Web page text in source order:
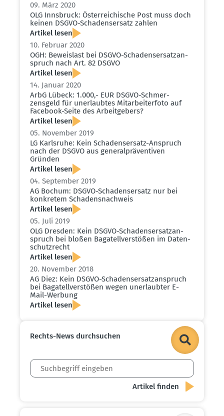
09. März 2020
OLG Innsbruck: Öster­rei­chische Post muss doch
keinen DSGVO-Schadens­ersatz zahlen
Artikel lesen
10. Februar 2020
OGH: Beweislast bei DSGVO-Schadens­er­satz­an­
spruch nach Art. 82 DSGVO
Artikel lesen
14. Januar 2020
ArbG Lübeck: 1.000,- EUR DSGVO-Schmer­
zensgeld für unerlaubtes Mitar­bei­terfoto auf
Facebook-Seite des Arbeit­gebers?
Artikel lesen
05. November 2019
LG Karlsruhe: Kein Schadens­ersatz-Anspruch
nach der DSGVO aus general­prä­ven­tiven
Gründen
Artikel lesen
04. September 2019
AG Bochum: DSGVO-Schadens­ersatz nur bei
konkretem Schadens­nachweis
Artikel lesen
05. Juli 2019
OLG Dresden: Kein DSGVO-Schadens­er­satz­an­
spruch bei bloßen Bagatell­ver­stößen im Daten­
schutz­recht
Artikel lesen
20. November 2018
AG Diez: Kein DSGVO-Schadens­er­satz­an­spruch
bei Bagatell­ver­stößen wegen unerlaubter E-
Mail-Werbung
Artikel lesen
Rechts-News durch­suchen